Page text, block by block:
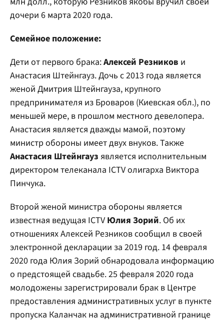
дочери 6 марта 2020 года.
Семейное положение:
Дети от первого брака:Алексей Резников и
Анастасия Штейнгауз. Дочь с 2013 года является
женой Дмитрия Штейнгауза, крупного
предпринимателя из Броваров (Киевская обл.), по
меньшей мере, в прошлом местного девелопера.
Анастасия является дважды мамой, поэтому
министр обороны имеет двух внуков. Также
Анастасия Штейнгауз является исполнительным
директором телеканала ICTV олигарха Виктора
Пинчука.
Второй женой министра обороны является
известная ведущая ICTVЮлия Зорий. Об их
отношениях Алексей Резников сообщил в своей
электронной декларации за 2019 год. 14 февраля
2020 года Юлия Зорий обнародовала информацию
о предстоящей свадьбе. 25 февраля 2020 года
молодожены зарегистрировали брак в Центре
предоставления административных услуг в пункте
пропуска Каланчак на административной границе